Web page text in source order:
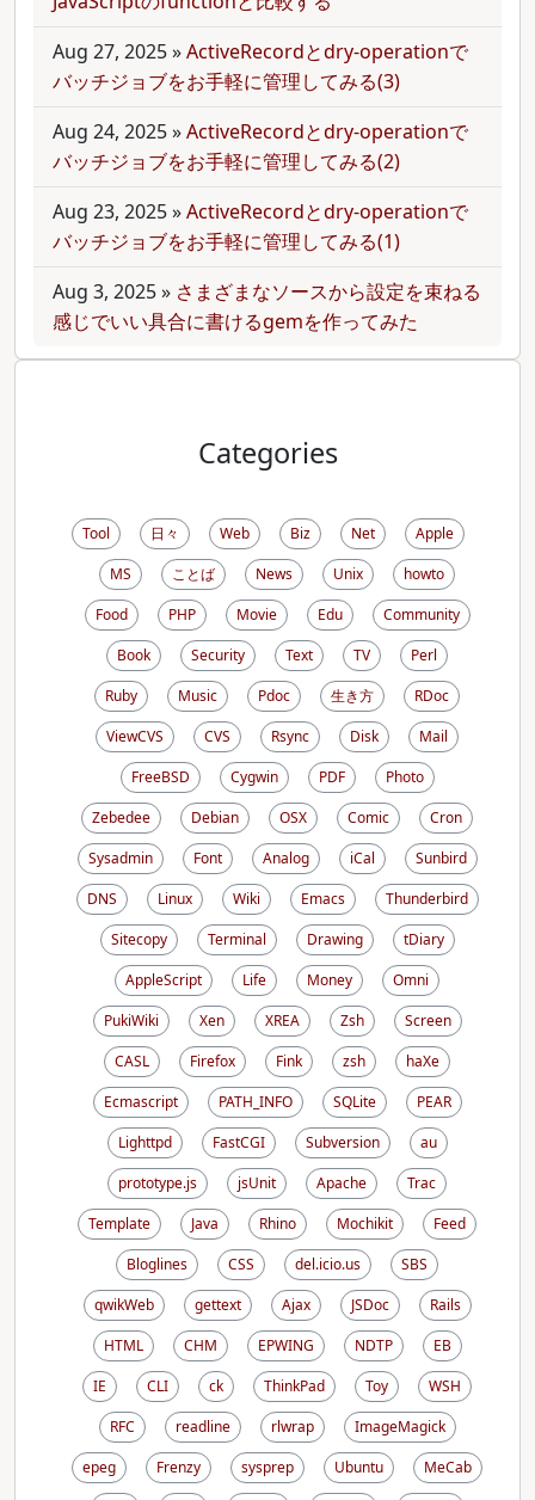
Aug 27, 2025»ActiveRecordとdry-operationで
バッチジョブをお手軽に管理してみる(3)
Aug 24, 2025»ActiveRecordとdry-operationで
バッチジョブをお手軽に管理してみる(2)
Aug 23, 2025»ActiveRecordとdry-operationで
バッチジョブをお手軽に管理してみる(1)
Aug 3, 2025» さまざまなソースから設定を束ねる
感じでいい具合に書けるgemを作ってみた
Categories
Tool 日々 Web Biz Net
Apple
MS
ことば News Unix
howto
Food
PHP Movie Edu
Community
Book
Security Text TV
Perl
Ruby
Music Pdoc 生き方
RDoc
ViewCVS
CVS Rsync Disk
Mail
FreeBSD
Cygwin PDF
Photo
Zebedee
Debian OSX Comic
Cron
Sysadmin
Font Analog iCal
Sunbird
DNS
Linux Wiki Emacs
Thunderbird
Sitecopy
Terminal Drawing
tDiary
AppleScript
Life Money
Omni
PukiWiki
Xen XREA Zsh
Screen
CASL
Firefox Fink zsh
haXe
Ecmascript
PATH_INFO SQLite
PEAR
Lighttpd
FastCGI Subversion
au
prototype.js
jsUnit Apache
Trac
Template
Java Rhino Mochikit
Feed
Bloglines
CSS del.icio.us
SBS
qwikWeb
gettext Ajax JSDoc
Rails
HTML
CHM EPWING NDTP
EB
IE
CLI ck ThinkPad Toy
WSH
RFC
readline rlwrap
ImageMagick
epeg
Frenzy sysprep Ubuntu
MeCab